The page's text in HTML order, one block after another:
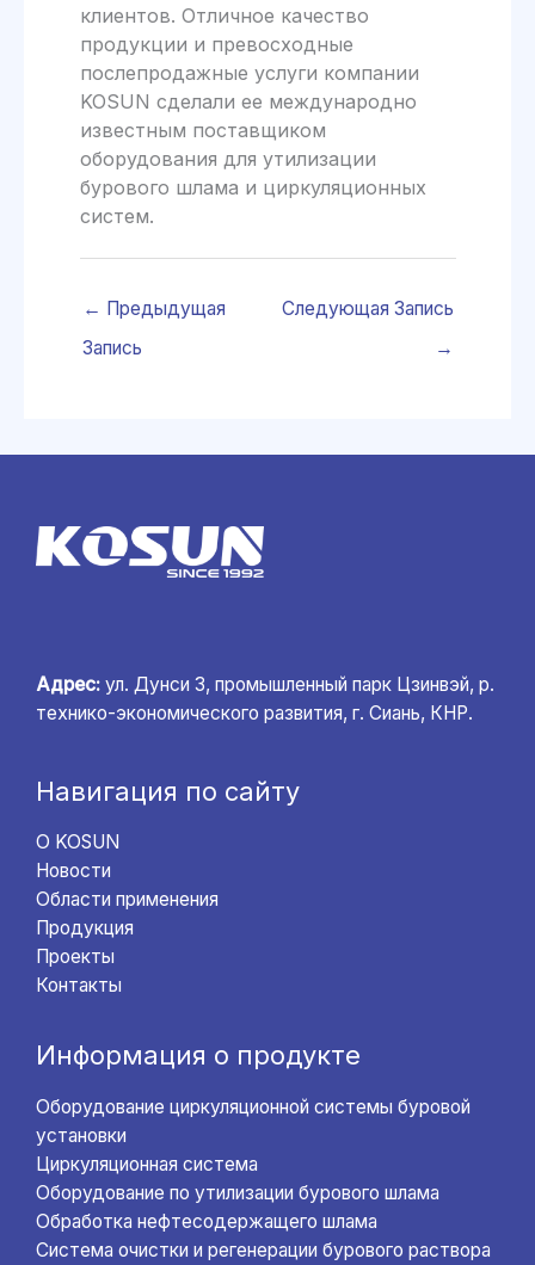
клиентов. Отличное качество
продукции и превосходные
послепродажные услуги компании
KOSUN сделали ее международно
известным поставщиком
оборудования для утилизации
бурового шлама и циркуляционных
систем.
← Предыдущая
Запись
Следующая Запись
→
Адрес: ул. Дунси 3, промышленный парк Цзинвэй, р.
технико-экономического развития, г. Сиань, КНР.
Навигация по сайту
О KOSUN
Новости
Области применения
Продукция
Проекты
Контакты
Информация о продукте
Оборудование циркуляционной системы буровой
установки
Циркуляционная система
Оборудование по утилизации бурового шлама
Обработка нефтесодержащего шлама
Система очистки и регенерации бурового раствора